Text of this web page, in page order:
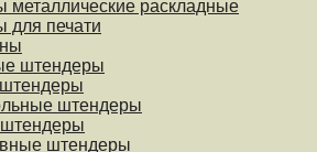
металлические раскладные
для печати
штендеры
штендеры
штендеры